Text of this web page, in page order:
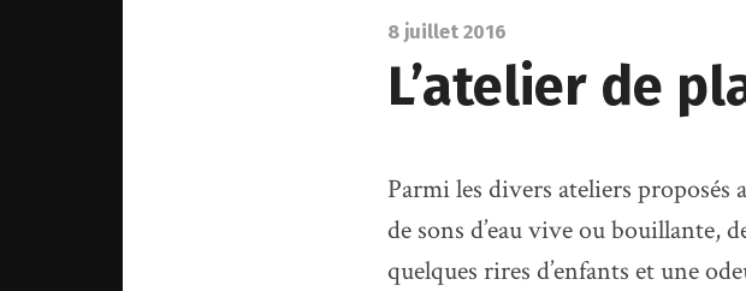
8 juillet 2016
L’atelier de
Parmi les divers ateliers proposés
de sons d’eau vive ou bouillante,
quelques rires d’enfants et une